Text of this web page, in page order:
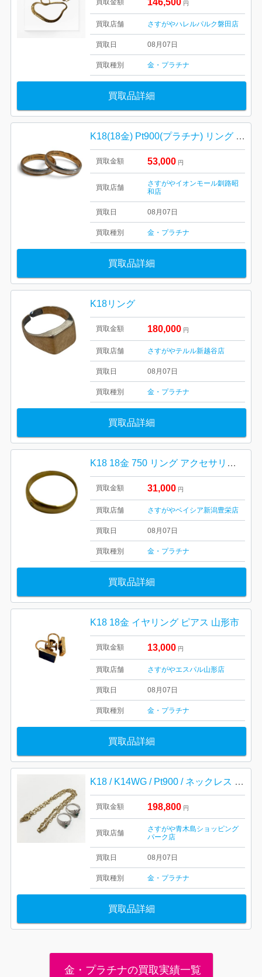
買取金額 146,500 円
買取店舗 さすがやハレルパルク磐田店
買取日 08月07日
買取種別 金・プラチナ
買取品詳細
K18(18金) Pt900(プラチナ) リング まとめ
買取金額 53,000 円
買取店舗
さすがやイオンモール釧路昭
和店
買取日 08月07日
買取種別 金・プラチナ
買取品詳細
K18リング
買取金額 180,000 円
買取店舗 さすがやテルル新越谷店
買取日 08月07日
買取種別 金・プラチナ
買取品詳細
K18 18金 750 リング アクセサリー 貴金属
買取金額 31,000 円
買取店舗 さすがやベイシア新潟豊栄店
買取日 08月07日
買取種別 金・プラチナ
買取品詳細
K18 18金 イヤリング ピアス 山形市
買取金額 13,000 円
買取店舗 さすがやエスパル山形店
買取日 08月07日
買取種別 金・プラチナ
買取品詳細
K18 / K14WG / Pt900 / ネックレス リング
買取金額 198,800 円
買取店舗
さすがや青木島ショッピング
パーク店
買取日 08月07日
買取種別 金・プラチナ
買取品詳細
金・プラチナの買取実績一覧